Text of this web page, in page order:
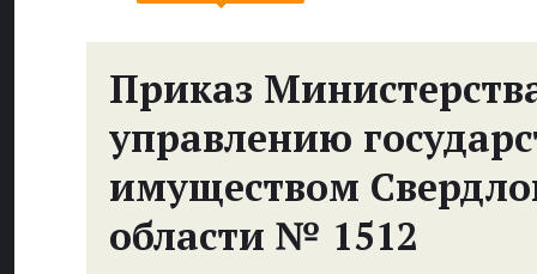
Приказ
управлению
имуществом
области № 1512